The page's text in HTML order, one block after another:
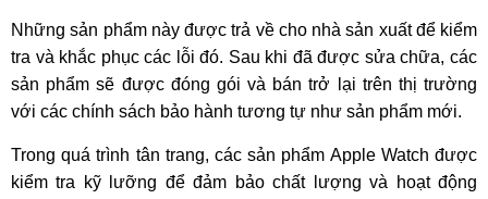
Những sản phẩm này được trả về cho nhà sản xuất để kiểm
tra và khắc phục các lỗi đó. Sau khi đã được sửa chữa, các
sản phẩm sẽ được đóng gói và bán trở lại trên thị trường
với các chính sách bảo hành tương tự như sản phẩm mới.
Trong quá trình tân trang, các sản phẩm Apple Watch được
kiểm tra kỹ lưỡng để đảm bảo chất lượng và hoạt động